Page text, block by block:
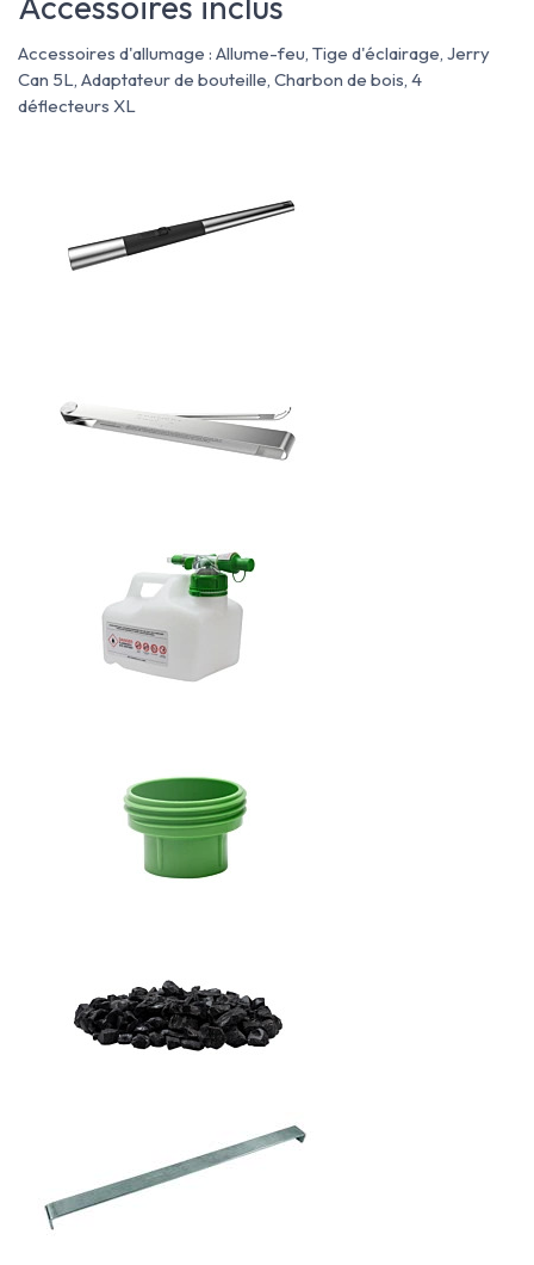
Accessoires d'allumage : Allume-feu, Tige d'éclairage, Jerry
Can 5L, Adaptateur de bouteille, Charbon de bois, 4
déflecteurs XL